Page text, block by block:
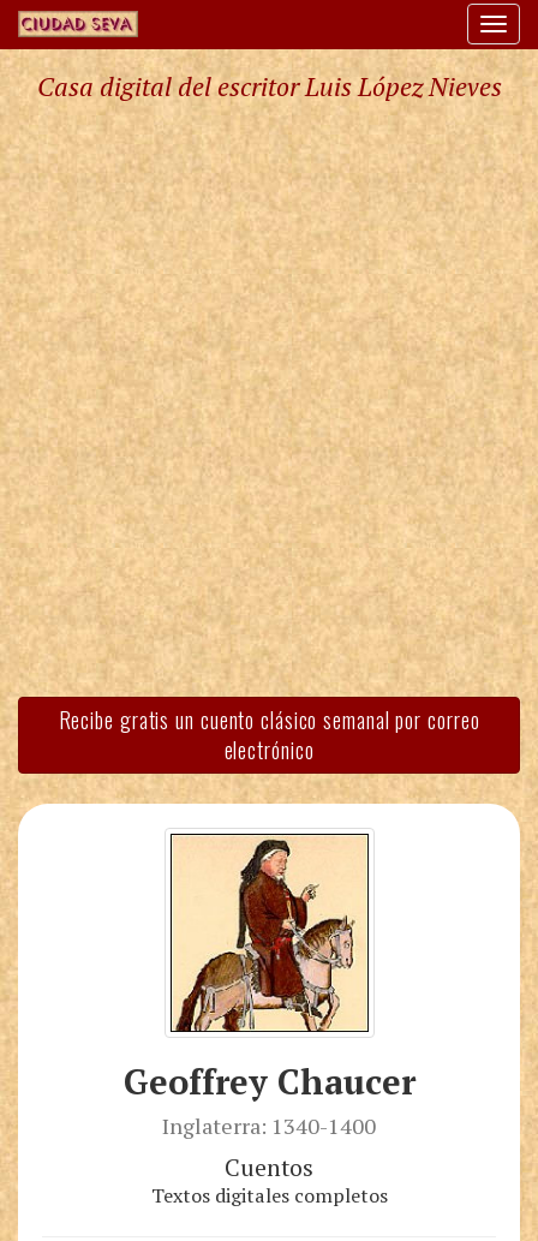
Casa digital del escritor Luis López Nieves
Recibe gratis un cuento clásico semanal por correo
electrónico
Geoffrey Chaucer
Inglaterra: 1340-1400
Cuentos
Textos digitales completos